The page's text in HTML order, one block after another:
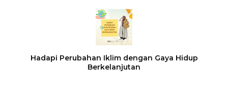
Hadapi Perubahan Iklim dengan Gaya Hidup
Berkelanjutan